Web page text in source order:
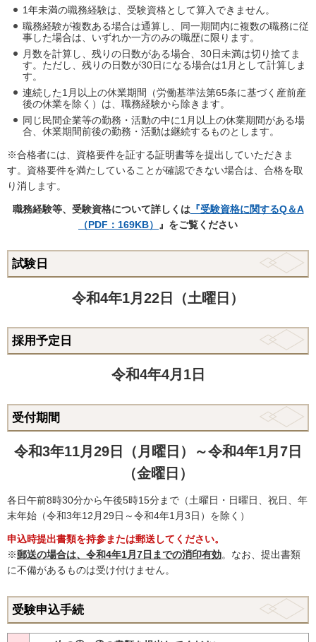
1年未満の職務経験は、受験資格として算入できません。
職務経験が複数ある場合は通算し、同一期間内に複数の職務に従
事した場合は、いずれか一方のみの職歴に限ります。
月数を計算し、残りの日数がある場合、30日未満は切り捨てま
す。ただし、残りの日数が30日になる場合は1月として計算しま
す。
連続した1月以上の休業期間（労働基準法第65条に基づく産前産
後の休業を除く）は、職務経験から除きます。
同じ民間企業等の勤務・活動の中に1月以上の休業期間がある場
合、休業期間前後の勤務・活動は継続するものとします。
※合格者には、資格要件を証する証明書等を提出していただきま
す。資格要件を満たしていることが確認できない場合は、合格を取
り消します。
職務経験等、受験資格について詳しくは『受験資格に関するQ＆A
（PDF：169KB）
』をご覧ください
試験日
令和4年1月22日（土曜日）
採用予定日
令和4年4月1日
受付期間
令和3年11月29日（月曜日）～令和4年1月7日
（金曜日）
各日午前8時30分から午後5時15分まで（土曜日・日曜日、祝日、年
末年始（令和3年12月29日～令和4年1月3日）を除く）
申込時提出書類を持参または郵送してください。
※郵送の場合は、令和4年1月7日までの消印有効。なお、提出書類
に不備があるものは受け付けません。
受験申込手続